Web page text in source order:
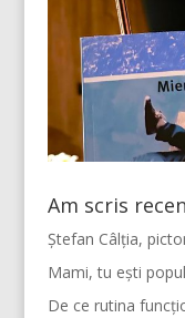
Am scris
Ștefan Câlția,
Mami, tu ești
De ce rutina